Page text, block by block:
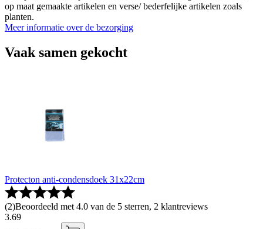
op maat gemaakte artikelen en verse/ bederfelijke artikelen zoals
planten.
Meer informatie over de bezorging
Vaak samen gekocht
Protecton anti-condensdoek 31x22cm
(2)Beoordeeld met 4.0 van de 5 sterren, 2 klantreviews
3.69